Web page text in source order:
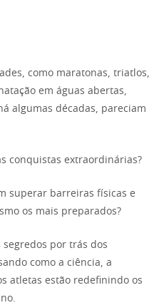
como maratonas, triatlos,
em águas abertas,
algumas décadas, pareciam
conquistas extraordinárias?
superar barreiras físicas e
os mais preparados?
segredos por trás dos
como a ciência, a
atletas estão redefinindo os